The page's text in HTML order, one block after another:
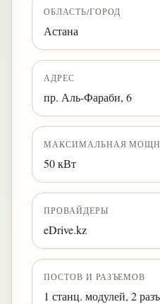
ОБЛАСТЬ/ГОРОД
Астана
АДРЕС
пр. Аль-Фараби, 6
МАКСИМАЛЬНАЯ
50 кВт
ПРОВАЙДЕРЫ
eDrive.kz
ПОСТОВ И РАЗЪЕМОВ
1 станц. модулей, 2